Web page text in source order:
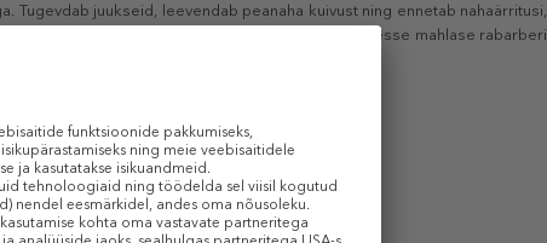
juukseid, leevendab peanaha kuivust ning ennetab nahaärritusi,
see šampoon peanahka ja juukseid, jättes juustesse mahlase rabarberi